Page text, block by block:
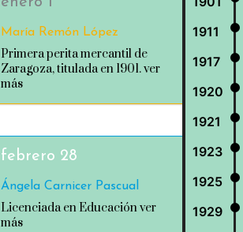
1911
1917
1920
1921
1923
1925
1929
María Remón López
Primera perita mercantil de
Zaragoza, titulada en 1901. ver
más
Ángela Carnicer Pascual
febrero 28
Licenciada en Educación ver
más